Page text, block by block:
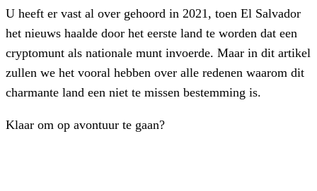
U heeft er vast al over gehoord in 2021, toen El Salvador
het nieuws haalde door het eerste land te worden dat een
cryptomunt als nationale munt invoerde. Maar in dit artikel
zullen we het vooral hebben over alle redenen waarom dit
charmante land een niet te missen bestemming is.
Klaar om op avontuur te gaan?